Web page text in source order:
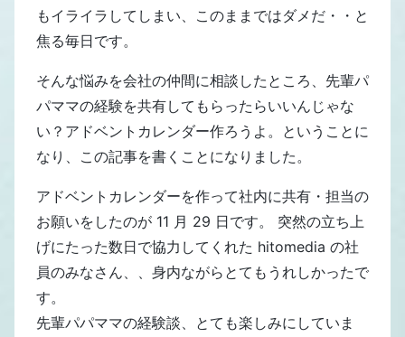
もイライラしてしまい、このままではダメだ・・と
焦る毎日です。
そんな悩みを会社の仲間に相談したところ、先輩パ
パママの経験を共有してもらったらいいんじゃな
い？アドベントカレンダー作ろうよ。ということに
なり、この記事を書くことになりました。
アドベントカレンダーを作って社内に共有・担当の
お願いをしたのが 11 月 29 日です。 突然の立ち上
げにたった数日で協力してくれた hitomedia の社
員のみなさん、、身内ながらとてもうれしかったで
す。
先輩パパママの経験談、とても楽しみにしていま